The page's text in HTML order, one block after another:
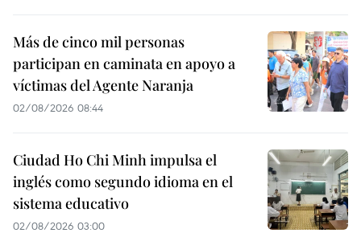
Más de cinco mil personas
participan en caminata en apoyo a
víctimas del Agente Naranja
02/08/2026 08:44
Ciudad Ho Chi Minh impulsa el
inglés como segundo idioma en el
sistema educativo
02/08/2026 03:00